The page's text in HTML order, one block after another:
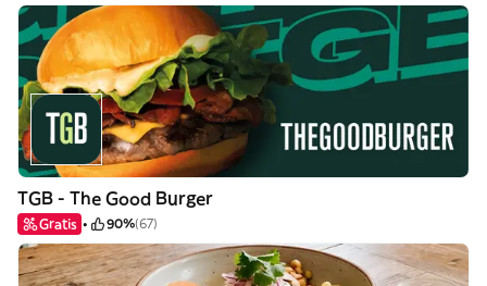
TGB - The Good Burger
Gratis 90%(67)